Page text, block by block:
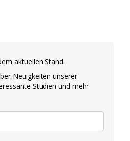
aktuellen Stand.
Neuigkeiten unserer
Studien und mehr